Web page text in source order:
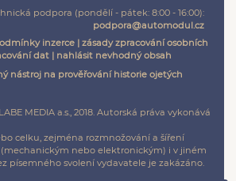
podpora (pondělí - pátek: 8:00 - 16:00):
podpora@automodul.cz
inzerce | zásady zpracování osobních
dat | nahlásit nevhodný obsah
nástroj na prověřování historie ojetých
MEDIA a.s., 2018. Autorská práva vykonává
celku, zejména rozmnožování a šíření
nebo elektronickým) i v jiném
písemného svolení vydavatele je zakázáno.